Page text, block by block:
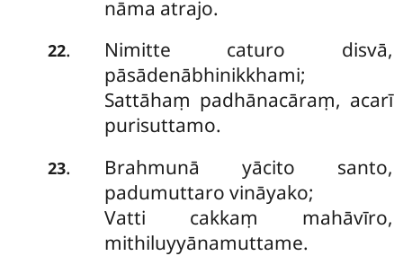
nāma atrajo.
22.
Nimitte caturo disvā,
pāsādenābhinikkhami;
Sattāhaṃ padhānacāraṃ, acarī
purisuttamo.
23. Brahmunā yācito santo,
padumuttaro vināyako;
Vatti cakkaṃ mahāvīro,
mithiluyyānamuttame.